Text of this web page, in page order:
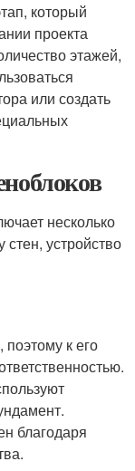
который
проекта
этажей,
или создать
несколько
стен, устройство
к его
благодаря